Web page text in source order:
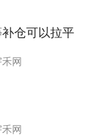
仓可以拉平
网
网